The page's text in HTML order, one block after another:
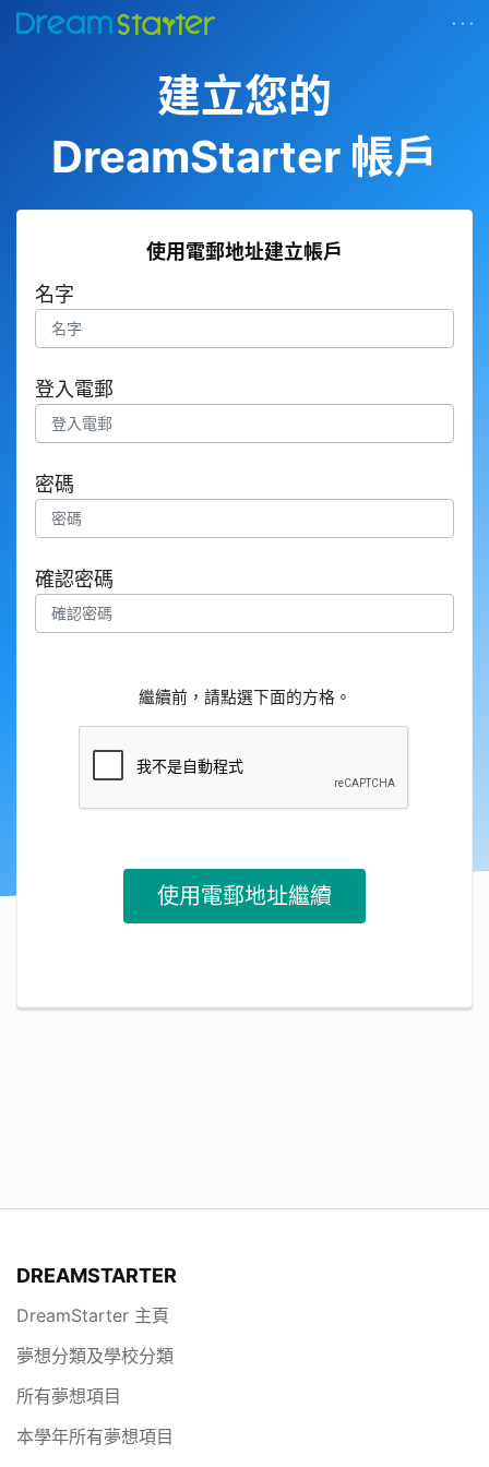
· · ·
建立您的
DreamStarter 帳戶
使用電郵地址建立帳戶
名字
登入電郵
密碼
確認密碼
繼續前，請點選下面的方格。
DREAMSTARTER
DreamStarter 主頁
夢想分類及學校分類
所有夢想項目
本學年所有夢想項目